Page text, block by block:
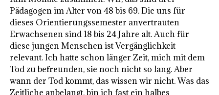
Pädagogen im Alter von 48 bis 69. Die uns für
dieses Orientierungssemester anvertrauten
Erwachsenen sind 18 bis 24 Jahre alt. Auch für
diese jungen Menschen ist Vergänglichkeit
relevant. Ich hatte schon länger Zeit, mich mit dem
Tod zu befreunden, sie noch nicht so lang. Aber
wann der Tod kommt, das wissen wir nicht. Was das
Zeitliche anbelangt, bin ich fast ein halbes